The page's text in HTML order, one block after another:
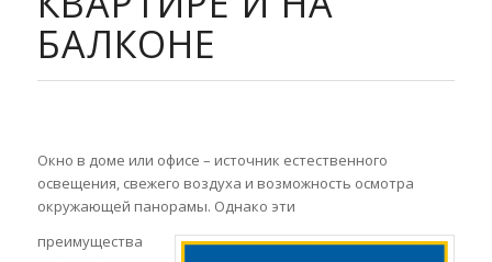
БАЛКОНЕ
Окно в доме или офисе – источник естественного
освещения, свежего воздуха и возможность осмотра
окружающей панорамы. Однако эти
преимущества